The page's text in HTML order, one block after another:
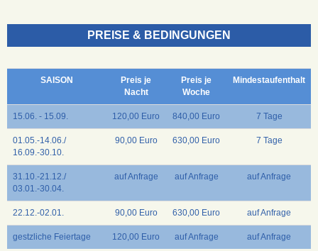
PREISE & BEDINGUNGEN
SAISON
Preis je
Nacht
Preis je
Woche
Mindestaufenthalt
15.06. - 15.09. 120,00 Euro 840,00 Euro 7 Tage
01.05.-14.06./
16.09.-30.10.
90,00 Euro 630,00 Euro 7 Tage
31.10.-21.12./
03.01.-30.04.
auf Anfrage auf Anfrage auf Anfrage
22.12.-02.01. 90,00 Euro 630,00 Euro auf Anfrage
gestzliche Feiertage 120,00 Euro auf Anfrage auf Anfrage